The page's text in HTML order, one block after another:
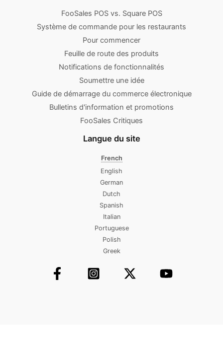
FooSales POS vs. Square POS
Système de commande pour les restaurants
Pour commencer
Feuille de route des produits
Notifications de fonctionnalités
Soumettre une idée
Guide de démarrage du commerce électronique
Bulletins d'information et promotions
FooSales Critiques
Langue du site
French
English
German
Dutch
Spanish
Italian
Portuguese
Polish
Greek